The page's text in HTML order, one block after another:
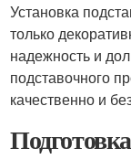
Установка
только
надежность и
подставочного
качественно и